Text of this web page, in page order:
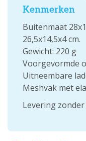
Kenmerken
Buitenmaat
26,5x14,5x4 cm.
Gewicht: 220 g
Voorgevormde
Uitneembare
Meshvak met
Levering